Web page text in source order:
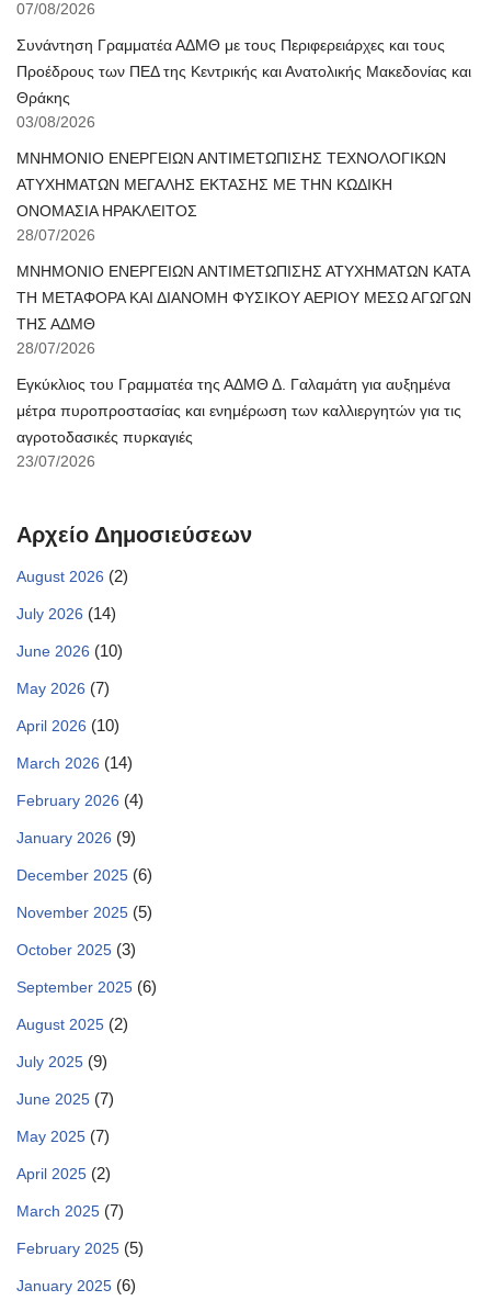
07/08/2026
Συνάντηση Γραμματέα ΑΔΜΘ με τους Περιφερειάρχες και τους
Προέδρους των ΠΕΔ της Κεντρικής και Ανατολικής Μακεδονίας και
Θράκης
03/08/2026
ΜΝΗΜΟΝΙΟ ΕΝΕΡΓΕΙΩΝ ΑΝΤΙΜΕΤΩΠΙΣΗΣ ΤΕΧΝΟΛΟΓΙΚΩΝ
ΑΤΥΧΗΜΑΤΩΝ ΜΕΓΑΛΗΣ ΕΚΤΑΣΗΣ ΜΕ ΤΗΝ ΚΩΔΙΚΗ
ΟΝΟΜΑΣΙΑ ΗΡΑΚΛΕΙΤΟΣ
28/07/2026
ΜΝΗΜΟΝΙΟ ΕΝΕΡΓΕΙΩΝ ΑΝΤΙΜΕΤΩΠΙΣΗΣ ΑΤΥΧΗΜΑΤΩΝ ΚΑΤΑ
ΤΗ ΜΕΤΑΦΟΡΑ ΚΑΙ ΔΙΑΝΟΜΗ ΦΥΣΙΚΟΥ ΑΕΡΙΟΥ ΜΕΣΩ ΑΓΩΓΩΝ
ΤΗΣ ΑΔΜΘ
28/07/2026
Εγκύκλιος του Γραμματέα της ΑΔΜΘ Δ. Γαλαμάτη για αυξημένα
μέτρα πυροπροστασίας και ενημέρωση των καλλιεργητών για τις
αγροτοδασικές πυρκαγιές
23/07/2026
Αρχείο Δημοσιεύσεων
August 2026 (2)
July 2026 (14)
June 2026 (10)
May 2026 (7)
April 2026 (10)
March 2026 (14)
February 2026 (4)
January 2026 (9)
December 2025 (6)
November 2025 (5)
October 2025 (3)
September 2025 (6)
August 2025 (2)
July 2025 (9)
June 2025 (7)
May 2025 (7)
April 2025 (2)
March 2025 (7)
February 2025 (5)
January 2025 (6)